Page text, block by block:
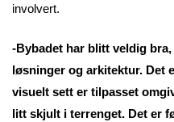
involvert.
-Bybadet har blitt veldig
løsninger og arkitektur. Det
visuelt sett er tilpasset
litt skjult i terrenget. Det er